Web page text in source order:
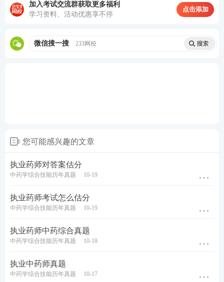
加入考试交流群获取更多福利
学习资料、活动优惠享不停
点击添加
微信搜一搜 233网校
您可能感兴趣的文章
执业药师对答案估分
中药学综合技能历年真题 10-19
执业药师考试怎么估分
中药学综合技能历年真题 10-19
执业药师中药综合真题
中药学综合技能历年真题 10-18
执业中药师真题
中药学综合技能历年真题 10-17